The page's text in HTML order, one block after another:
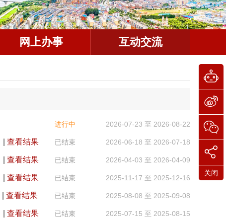
网上办事 互动交流
进行中 2026-07-23 至 2026-08-22
已结束 2026-06-18 至 2026-07-18
查看结果
已结束 2026-04-03 至 2026-04-09
查看结果
已结束 2025-11-17 至 2025-12-16
查看结果
已结束 2025-08-08 至 2025-09-08
查看结果
已结束 2025-07-15 至 2025-08-15
查看结果
关闭